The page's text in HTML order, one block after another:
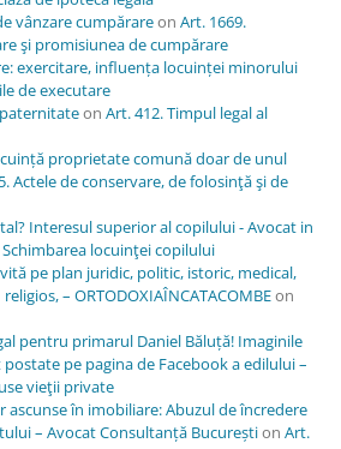
vânzare cumpărareon Art. 1669.
şi promisiunea de cumpărare
exercitare, influența locuinței minorului
de executare
on Art. 412. Timpul legal al
proprietate comună doar de unul
Actele de conservare, de folosinţă şi de
Interesul superior al copilului - Avocat in
Schimbarea locuinţei copilului
pe plan juridic, politic, istoric, medical,
– ORTODOXIAÎNCATACOMBEon
pentru primarul Daniel Băluță! Imaginile
pe pagina de Facebook a edilului –
vieţii private
ascunse în imobiliare: Abuzul de încredere
– Avocat Consultanță Bucureștion Art.